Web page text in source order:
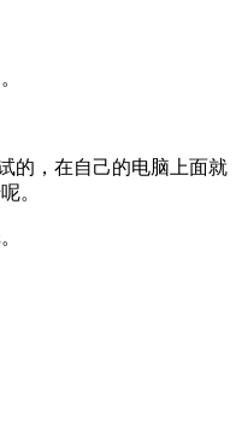
的，在自己的电脑上面就
。